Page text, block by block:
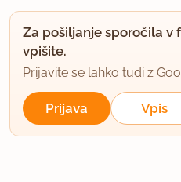
Za pošiljanje sporočila v
vpišite.
Prijavite se lahko tudi z
Prijava Vpis